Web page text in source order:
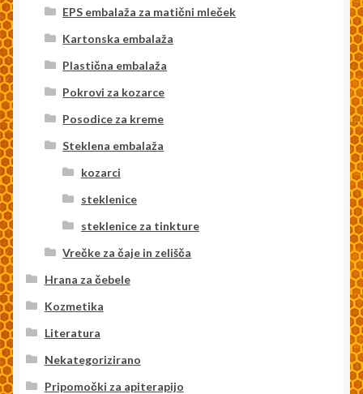
EPS embalaža za matični mleček
Kartonska embalaža
Plastična embalaža
Pokrovi za kozarce
Posodice za kreme
Steklena embalaža
kozarci
steklenice
steklenice za tinkture
Vrečke za čaje in zelišča
Hrana za čebele
Kozmetika
Literatura
Nekategorizirano
Pripomočki za apiterapijo